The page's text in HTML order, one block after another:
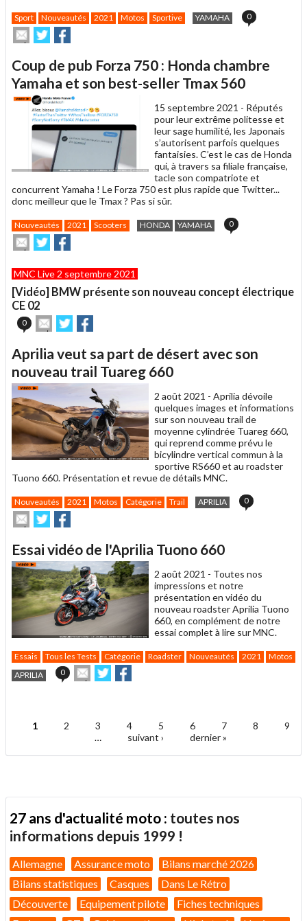
Sport Nouveautés 2021 Motos Sportive YAMAHA 0
Envoyer
cet
à
un
ami
Partager
sur
sur
Coup de pub Forza 750 : Honda chambre
Yamaha et son best-seller Tmax 560
15 septembre 2021 - Réputés
pour leur extrême politesse et
leur sage humilité, les Japonais
s’autorisent parfois quelques
fantaisies. C’est le cas de Honda
qui, à travers sa filiale française,
tacle son compatriote et
concurrent Yamaha ! Le Forza 750 est plus rapide que Twitter...
donc meilleur que le Tmax ? Pas si sûr.
Nouveautés 2021 Scooters HONDA YAMAHA 0
Envoyer
cet
à
un
ami
Partager
sur
sur
MNC Live 2 septembre 2021
[Vidéo] BMW présente son nouveau concept électrique
CE 02
0
Envoyer
cet
un
ami
Partager
sur sur
Aprilia veut sa part de désert avec son
nouveau trail Tuareg 660
2 août 2021 - Aprilia dévoile
quelques images et informations
sur son nouveau trail de
moyenne cylindrée Tuareg 660,
qui reprend comme prévu le
bicylindre vertical commun à la
sportive RS660 et au roadster
Tuono 660. Présentation et revue de détails MNC.
Nouveautés 2021 Motos Catégorie Trail APRILIA 0
Envoyer
cet
à
un
ami
Partager
sur
sur
Essai vidéo de l'Aprilia Tuono 660
2 août 2021 - Toutes nos
impressions et notre
présentation en vidéo du
nouveau roadster Aprilia Tuono
660, en complément de notre
essai complet à lire sur MNC.
Essais Tous les Tests Catégorie Roadster Nouveautés 2021 Motos
APRILIA
0
Envoyer
cet
Partager
sur sur
Pages
1 2 3 4 5 6 7 8
9
…
suivant › dernier »
27 ans d'actualité moto : toutes nos
informations depuis 1999 !
Allemagne Assurance moto
Bilans marché 2026
Bilans statistiques
Casques
Dans Le Rétro
Découverte
Equipement pilote
Fiches techniques